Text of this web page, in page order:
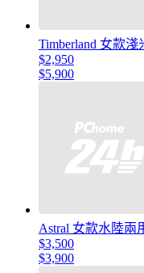
Timberland 女款
$2,950
$5,900
Astral 女款水陸兩
$3,500
$3,900